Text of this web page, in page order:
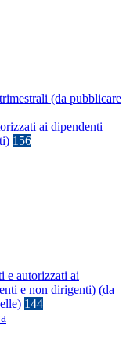
(da pubblicare
ai dipendenti
156
e autorizzati ai
e non dirigenti) (da
144